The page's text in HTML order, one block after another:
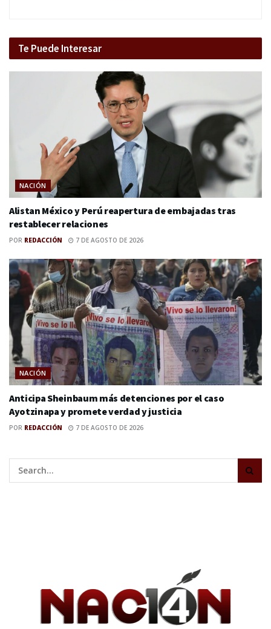
Te Puede Interesar
NACIÓN
Alistan México y Perú reapertura de embajadas tras
restablecer relaciones
POR REDACCIÓN 7 DE AGOSTO DE 2026
NACIÓN
Anticipa Sheinbaum más detenciones por el caso
Ayotzinapa y promete verdad y justicia
POR REDACCIÓN 7 DE AGOSTO DE 2026